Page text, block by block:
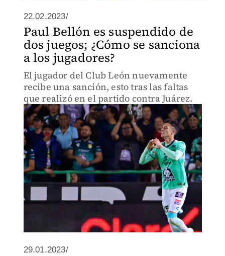
22.02.2023/
Paul Bellón es suspendido de
dos juegos; ¿Cómo se sanciona
a los jugadores?
El jugador del Club León nuevamente
recibe una sanción, esto tras las faltas
que realizó en el partido contra Juárez.
29.01.2023/